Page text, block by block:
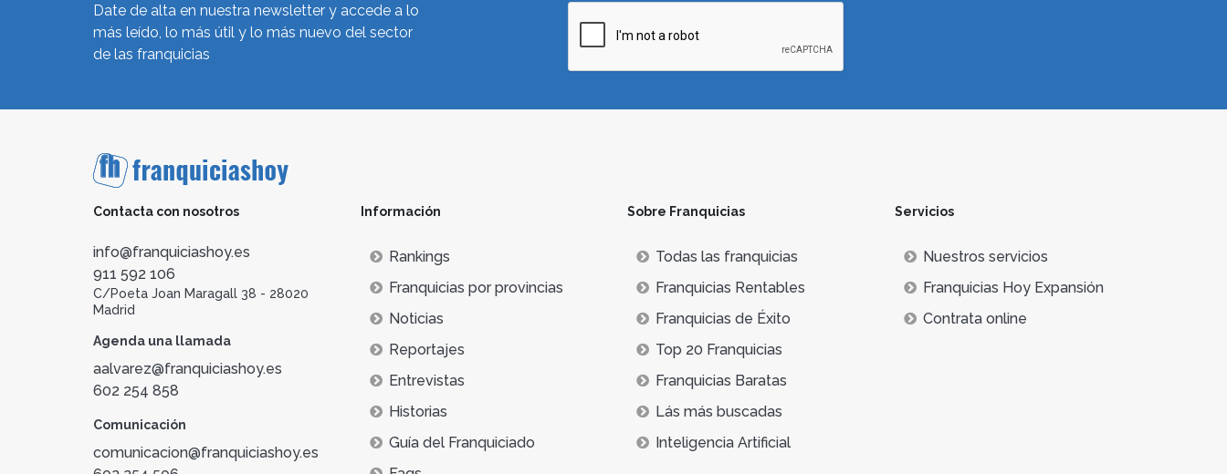
Date de alta en nuestra newsletter y accede a lo
más leído, lo más útil y lo más nuevo del sector
de las franquicias
Contacta con nosotros
info@franquiciashoy.es
911 592 106
C/Poeta Joan Maragall 38 - 28020
Madrid
Agenda una llamada
aalvarez@franquiciashoy.es
602 254 858
Comunicación
comunicacion@franquiciashoy.es
Información
Rankings
Franquicias por provincias
Noticias
Reportajes
Entrevistas
Historias
Guía del Franquiciado
Sobre Franquicias
Todas las franquicias
Franquicias Rentables
Franquicias de Éxito
Top 20 Franquicias
Franquicias Baratas
Lás más buscadas
Inteligencia Artificial
Servicios
Nuestros servicios
Franquicias Hoy Expansión
Contrata online